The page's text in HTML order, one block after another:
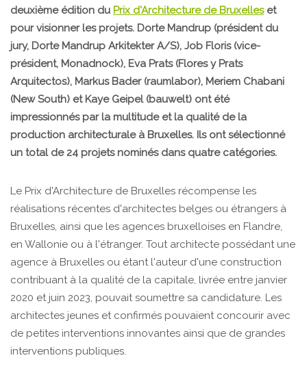
deuxième édition du Prix d'Architecture de Bruxelleset
pour visionner les projets. Dorte Mandrup (président du
jury, Dorte Mandrup Arkitekter A/S), Job Floris (vice-
président, Monadnock), Eva Prats (Flores y Prats
Arquitectos), Markus Bader (raumlabor), Meriem Chabani
(New South) et Kaye Geipel (bauwelt) ont été
impressionnés par la multitude et la qualité de la
production architecturale à Bruxelles. Ils ont sélectionné
un total de 24 projets nominés dans quatre catégories.
Le Prix d'Architecture de Bruxelles récompense les
réalisations récentes d'architectes belges ou étrangers à
Bruxelles, ainsi que les agences bruxelloises en Flandre,
en Wallonie ou à l'étranger. Tout architecte possédant une
agence à Bruxelles ou étant l'auteur d'une construction
contribuant à la qualité de la capitale, livrée entre janvier
2020 et juin 2023, pouvait soumettre sa candidature. Les
architectes jeunes et confirmés pouvaient concourir avec
de petites interventions innovantes ainsi que de grandes
interventions publiques.